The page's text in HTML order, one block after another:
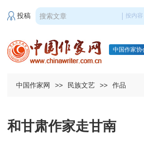
投稿
中国作家协
中国作家网 >> 民族文艺 >> 作品
和甘肃作家走甘南